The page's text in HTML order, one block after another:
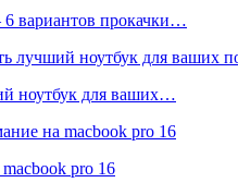
6 вариантов прокачки…
ноутбук для ваших…
pro 16